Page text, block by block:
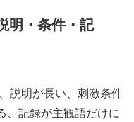
明・条件・記
説明が長い、刺激条件
、記録が主観語だけに